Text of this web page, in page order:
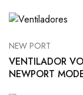
NEW PORT
VENTILADOR
NEWPORT